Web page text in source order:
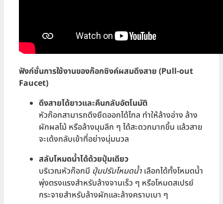
ฟังก์ชั่นการใช้งานของก๊อกซิงค์ผสมดึงสาย (Pull-out
Faucet)
ดึงสายได้ยาวและคืนกลับอัตโนมัติ
หัวก๊อกสามารถดึงยืดออกได้ไกล ทำให้ล้างอ่าง ล้าง
ผักผลไม้ หรือล้างมุมลึก ๆ ได้สะดวกมากขึ้น แล้วสาย
จะเด้งกลับเข้าที่อย่างนุ่มนวล
สลับโหมดน้ำได้ด้วยปุ่มเดียว
บริเวณหัวก๊อกมี ปุ่มปรับโหมดน้ำ เลือกได้ทั้งโหมดน้ำ
พุ่งตรงแรงสำหรับล้างจานเร็ว ๆ หรือโหมดสเปรย์
กระจายสำหรับล้างผักและล้างคราบเบา ๆ